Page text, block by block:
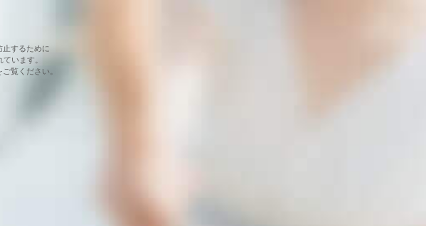
止するために
います。
ご覧ください。